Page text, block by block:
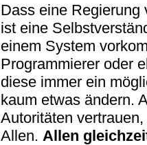
Dass eine Regierung
ist eine
einem System
Programmierer oder
diese immer ein
kaum etwas ändern.
Autoritäten
Allen. Allen